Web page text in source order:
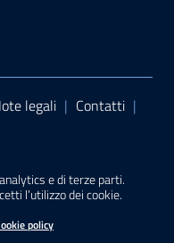
e di terze parti.
l’utilizzo dei cookie.
policy
legali | Contatti |
da